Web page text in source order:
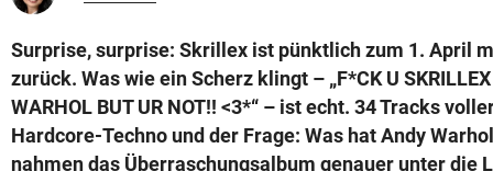
Surprise, surprise: Skrillex ist pünktlich zum 1. April
zurück. Was wie ein Scherz klingt – „F*CK U SKRILLEX
WARHOL BUT UR NOT!! <3*“ – ist echt. 34 Tracks
Hardcore-Techno und der Frage: Was hat Andy
nahmen das Überraschungsalbum genauer unter die